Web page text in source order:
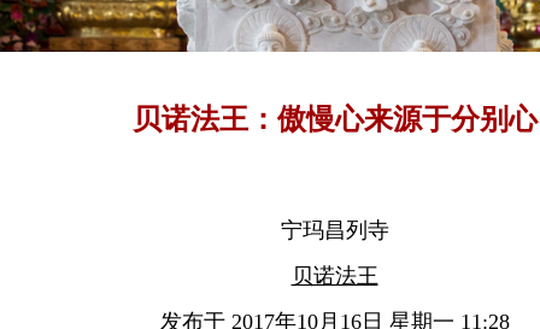
贝诺法王：傲慢心来源于分别心
宁玛昌列寺
贝诺法王
发布于 2017年10月16日 星期一 11:28